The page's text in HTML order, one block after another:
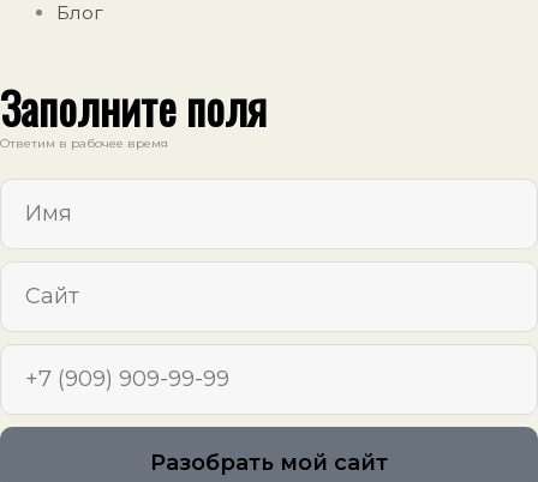
Блог
Заполните поля
Ответим в рабочее время
Разобрать мой сайт